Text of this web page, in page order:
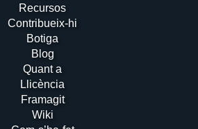
Recursos
Contribueix-hi
Botiga
Blog
Quant a
Llicència
Framagit
Wiki